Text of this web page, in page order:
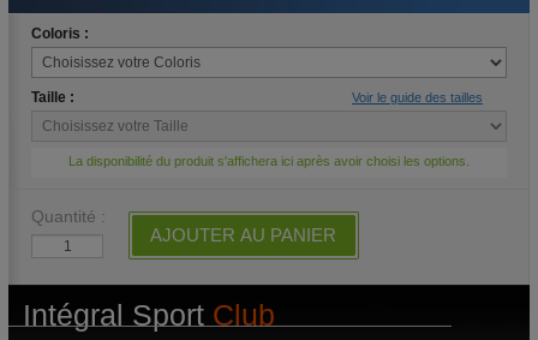
Coloris :
Taille : Voir le guide des tailles
La disponibilité du produit s'affichera ici après avoir choisi les options.
Quantité :
AJOUTER AU PANIER
Intégral Sport Club